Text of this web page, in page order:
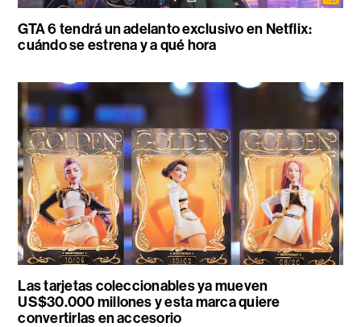
GTA 6 tendrá un adelanto exclusivo en Netflix:
cuándo se estrena y a qué hora
Las tarjetas coleccionables ya mueven
US$30.000 millones y esta marca quiere
convertirlas en accesorio